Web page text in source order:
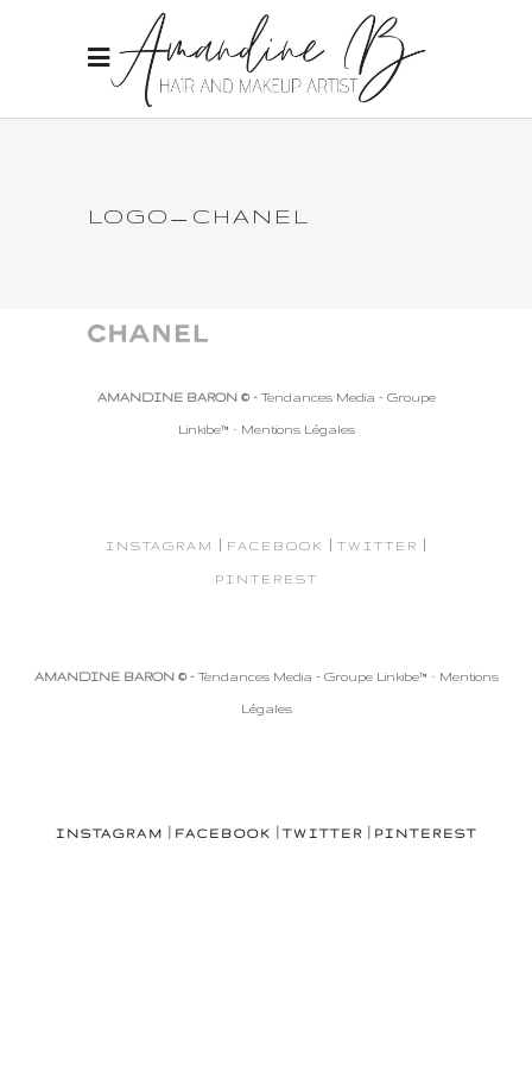
LOGO_CHANEL
AMANDINE BARON © -Tendances Media - Groupe
Linkibe™ - Mentions Légales
INSTAGRAM | FACEBOOK | TWITTER |
PINTEREST
AMANDINE BARON © -Tendances Media - Groupe Linkibe™ - Mentions
Légales
INSTAGRAM FACEBOOK |TWITTER PINTEREST